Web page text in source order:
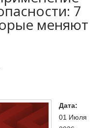
7
меняют
Дата:
01 Июля